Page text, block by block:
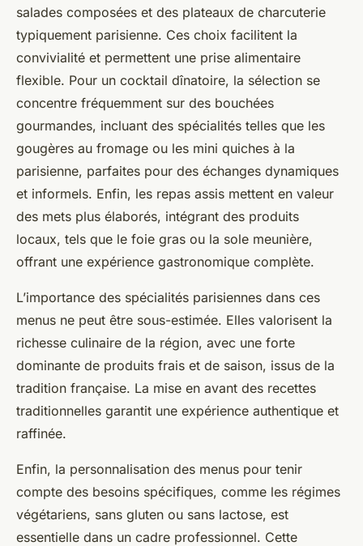
salades composées et des plateaux de charcuterie
typiquement parisienne. Ces choix facilitent la
convivialité et permettent une prise alimentaire
flexible. Pour un cocktail dînatoire, la sélection se
concentre fréquemment sur des bouchées
gourmandes, incluant des spécialités telles que les
gougères au fromage ou les mini quiches à la
parisienne, parfaites pour des échanges dynamiques
et informels. Enfin, les repas assis mettent en valeur
des mets plus élaborés, intégrant des produits
locaux, tels que le foie gras ou la sole meunière,
offrant une expérience gastronomique complète.
L’importance des spécialités parisiennes dans ces
menus ne peut être sous-estimée. Elles valorisent la
richesse culinaire de la région, avec une forte
dominante de produits frais et de saison, issus de la
tradition française. La mise en avant des recettes
traditionnelles garantit une expérience authentique et
raffinée.
Enfin, la personnalisation des menus pour tenir
compte des besoins spécifiques, comme les régimes
végétariens, sans gluten ou sans lactose, est
essentielle dans un cadre professionnel. Cette